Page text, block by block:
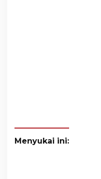
Menyukai ini: